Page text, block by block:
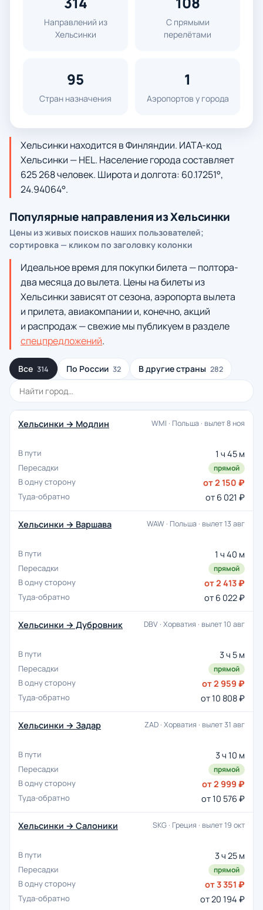
Направлений из
Хельсинки
С прямыми
перелётами
95
Стран назначения
1
Аэропортов у города
Хельсинки находится в Финляндии. ИАТА-код
Хельсинки — HEL. Население города составляет
625 268 человек. Широта и долгота: 60.17251°,
24.94064°.
Популярные направления из Хельсинки
Цены из живых поисков наших пользователей;
сортировка — кликом по заголовку колонки
Идеальное время для покупки билета — полтора-
два месяца до вылета. Цены на билеты из
Хельсинки зависят от сезона, аэропорта вылета
и прилета, авиакомпании и, конечно, акций
и распродаж — свежие мы публикуем в разделе
спецпредложений.
Все 314 По России 32 В другие страны 282
Хельсинки → Модлин WMI · Польша · вылет 8 ноя
1 ч 45 м
прямой
от 2 150 ₽
от 6 021 ₽
Хельсинки → Варшава WAW · Польша · вылет 13 авг
1 ч 40 м
прямой
от 2 413 ₽
от 6 022 ₽
Хельсинки → Дубровник DBV · Хорватия · вылет 10 авг
3 ч 5 м
прямой
от 2 959 ₽
от 10 808 ₽
Хельсинки → Задар ZAD · Хорватия · вылет 31 авг
3 ч 10 м
прямой
от 2 999 ₽
от 10 576 ₽
Хельсинки → Салоники SKG · Греция · вылет 19 окт
3 ч 25 м
прямой
от 3 351 ₽
от 20 194 ₽